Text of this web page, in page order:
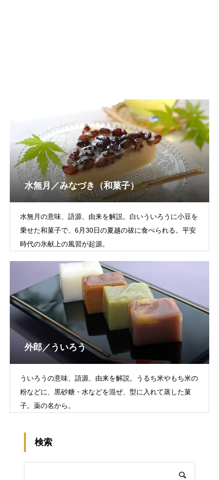
水無月／みなづき（和菓子）
水無月の意味、語源、由来を解説。白いういろうに小豆を
乗せた和菓子で、6月30日の夏越の祓に食べられる。平安
時代の氷献上の風習が起源。
外郎／ういろう
ういろうの意味、語源、由来を解説。うるち米やもち米の
粉などに、黒砂糖・水などを混ぜ、型に入れて蒸した菓
子。薬の名から。
検索